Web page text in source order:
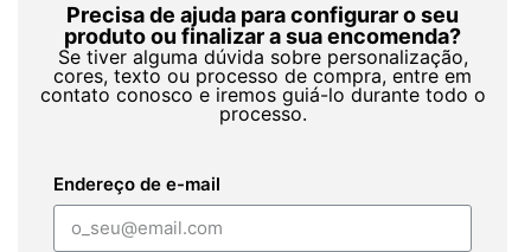
Precisa de ajuda para configurar o seu
produto ou finalizar a sua encomenda?
Se tiver alguma dúvida sobre personalização,
cores, texto ou processo de compra, entre em
contato conosco e iremos guiá-lo durante todo o
processo.
Endereço de e-mail